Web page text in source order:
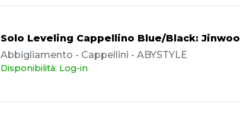
Solo Leveling Cappellino Blue/Black: Jinwoo
Abbigliamento - Cappellini - ABYSTYLE
Disponibilità: Log-in